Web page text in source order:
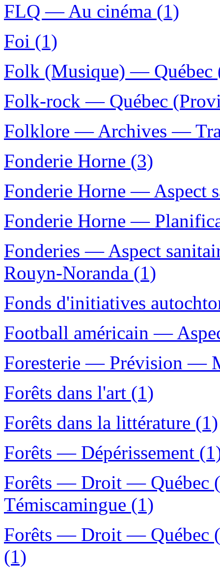
FLQ — Au cinéma (1)
Foi (1)
Folk (Musique) — Québec
Folk-rock — Québec
Folklore — Archives —
Fonderie Horne (3)
Fonderie Horne — Aspect
Fonderie Horne —
Fonderies — Aspect
Rouyn-Noranda (1)
Fonds d'initiatives
Football américain —
Foresterie — Prévision —
Forêts dans l'art (1)
Forêts dans la littérature (1)
Forêts — Dépérissement
Forêts — Droit — Québec
Témiscamingue (1)
Forêts — Droit — Québec
(1)